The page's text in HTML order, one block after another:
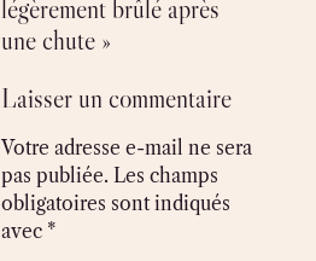
légèrement brûlé après
une chute »
Laisser un commentaire
Votre adresse e-mail ne sera
pas publiée. Les champs
obligatoires sont indiqués
avec *